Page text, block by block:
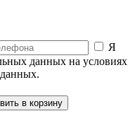
Я
данных на условиях
в корзину